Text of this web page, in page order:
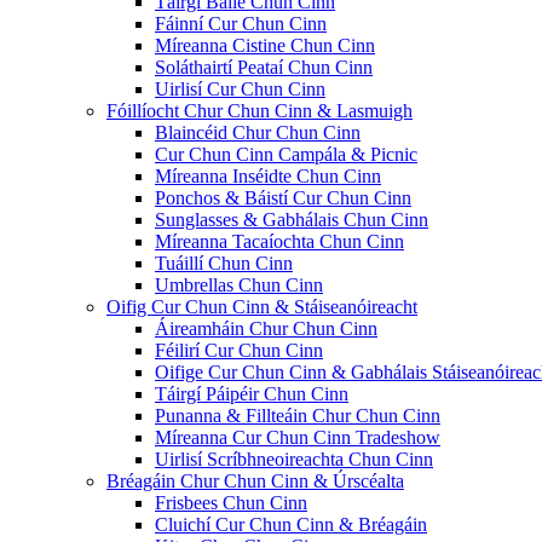
Fáinní Cur Chun Cinn
Míreanna Cistine Chun Cinn
Soláthairtí Peataí Chun Cinn
Uirlisí Cur Chun Cinn
Fóillíocht Chur Chun Cinn & Lasmuigh
Blaincéid Chur Chun Cinn
Cur Chun Cinn Campála & Picnic
Míreanna Inséidte Chun Cinn
Ponchos & Báistí Cur Chun Cinn
Sunglasses & Gabhálais Chun Cinn
Míreanna Tacaíochta Chun Cinn
Tuáillí Chun Cinn
Umbrellas Chun Cinn
Oifig Cur Chun Cinn & Stáiseanóireacht
Áireamháin Chur Chun Cinn
Féilirí Cur Chun Cinn
Oifige Cur Chun Cinn & Gabhálais
Táirgí Páipéir Chun Cinn
Punanna & Fillteáin Chur Chun Cinn
Míreanna Cur Chun Cinn Tradeshow
Uirlisí Scríbhneoireachta Chun Cinn
Bréagáin Chur Chun Cinn & Úrscéalta
Frisbees Chun Cinn
Cluichí Cur Chun Cinn & Bréagáin